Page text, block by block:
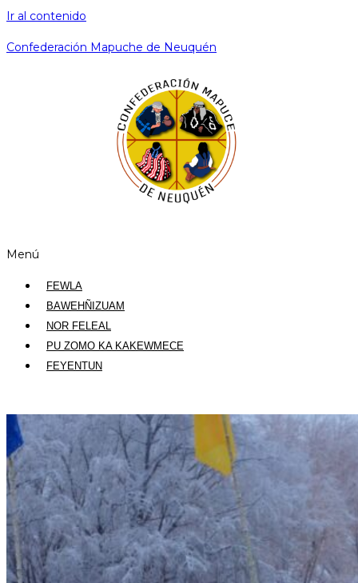
Ir al contenido
Confederación Mapuche de Neuquén
Menú
FEWLA
BAWEHÑIZUAM
NOR FELEAL
PU ZOMO KA KAKEWMECE
FEYENTUN